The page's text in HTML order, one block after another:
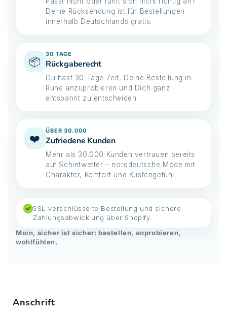
Deine Rücksendung ist für Bestellungen
innerhalb Deutschlands gratis.
📦
30 TAGE
Rückgaberecht
Du hast 30 Tage Zeit, Deine Bestellung in
Ruhe anzuprobieren und Dich ganz
entspannt zu entscheiden.
❤️
ÜBER 30.000
Zufriedene Kunden
Mehr als 30.000 Kunden vertrauen bereits
auf Schietwetter – norddeutsche Mode mit
Charakter, Komfort und Küstengefühl.
✓ SSL-verschlüsselte Bestellung und sichere
Zahlungsabwicklung über Shopify.
Moin, sicher ist sicher: bestellen, anprobieren,
wohlfühlen.
Anschrift